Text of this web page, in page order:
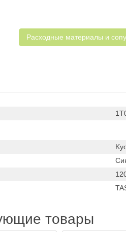
Расходные материалы и
товары